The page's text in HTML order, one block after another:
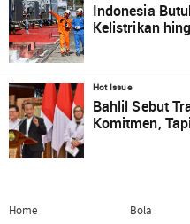
Indonesia
Kelistrikan
Hot Issue
Bahlil Sebut
Komitmen,
Home
Bola